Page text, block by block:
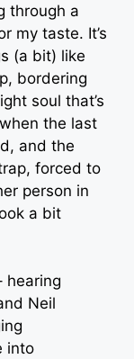
through a
my taste. It’s
(a bit) like
bordering
soul that’s
the last
and the
forced to
person in
a bit
hearing
Neil
into